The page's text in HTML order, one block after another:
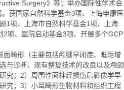
Surgery》等；举办国际性学术会
获国家自然科学基金3项、上海申康医
1项、上海市自然科学基金1项、上海
项、医院启动基金3项、开展多个GCP
面畸形（主要包括颅缝早闭症、眶距增
与诊断、现有整复技术的改良以及颅颌
究；2）周围性面神经损伤后影像学早
究；3）小耳畸形生物材料和组织工程